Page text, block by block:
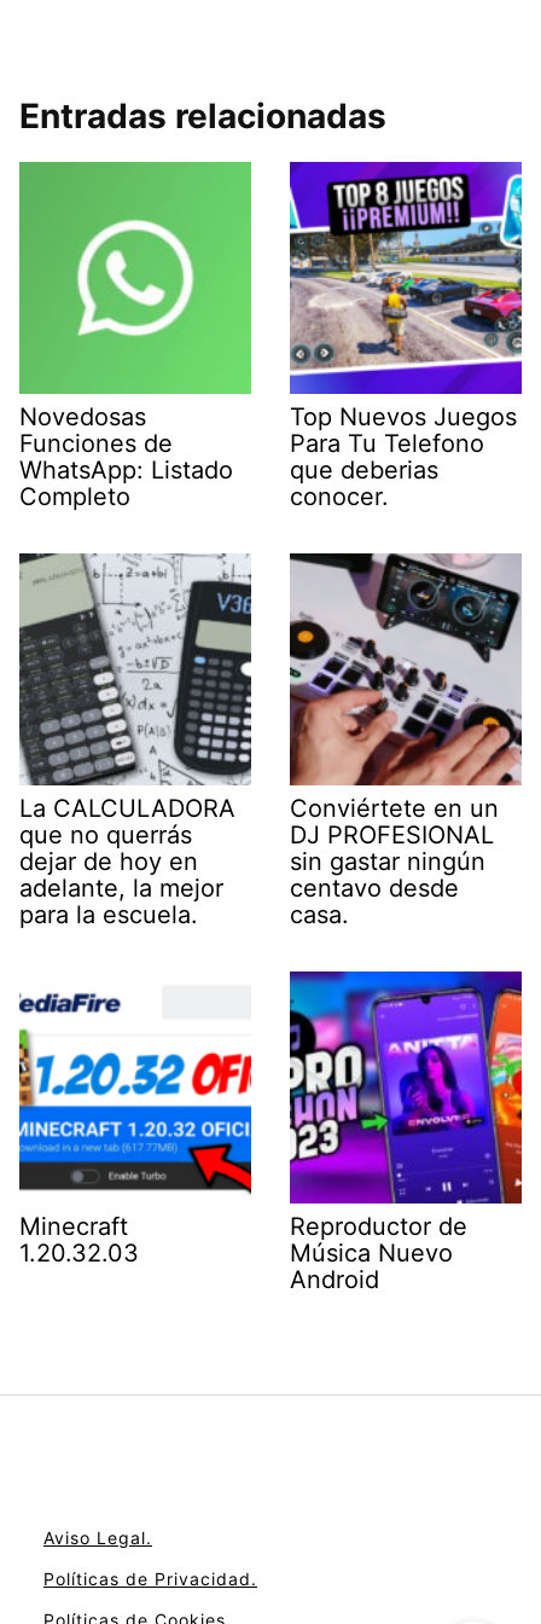
Entradas relacionadas
Novedosas
Funciones de
WhatsApp: Listado
Completo
Top Nuevos Juegos
Para Tu Telefono
que deberias
conocer.
La CALCULADORA
que no querrás
dejar de hoy en
adelante, la mejor
para la escuela.
Conviértete en un
DJ PROFESIONAL
sin gastar ningún
centavo desde
casa.
Minecraft
1.20.32.03
Reproductor de
Música Nuevo
Android
Aviso Legal.
Políticas de Privacidad.
Políticas de Cookies